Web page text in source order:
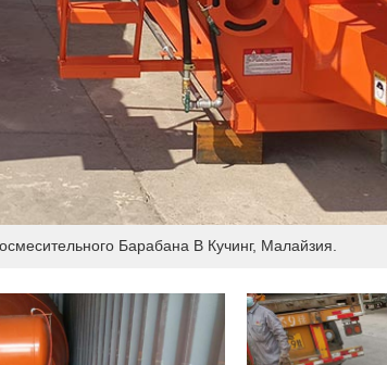
Барабана В Кучинг, Малайзия.